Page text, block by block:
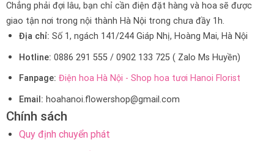
Chẳng phải đợi lâu, bạn chỉ cần điện đặt hàng và hoa sẽ được
giao tận nơi trong nội thành Hà Nội trong chưa đầy 1h.
Địa chỉ: Số 1, ngách 141/244 Giáp Nhị, Hoàng Mai, Hà Nội
Hotline: 0886 291 555 / 0902 133 725 ( Zalo Ms Huyền)
Fanpage: Điện hoa Hà Nội - Shop hoa tươi Hanoi Florist
Email: hoahanoi.flowershop@gmail.com
Chính sách
Quy định chuyển phát